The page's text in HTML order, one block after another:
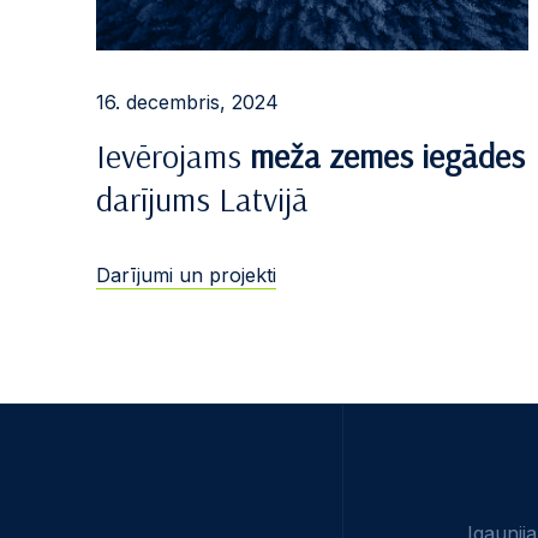
16. decembris, 2024
Ievērojams meža zemes iegādes
darījums Latvijā
Darījumi un projekti
Igaunija